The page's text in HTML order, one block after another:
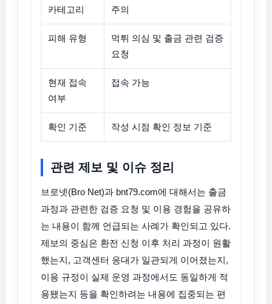
카테고리 주의
피해 유형
먹튀 의심 및 출금 관련 검증
요청
현재 접속
여부
접속 가능
확인 기준 작성 시점 확인 정보 기준
관련 제보 및 이슈 정리
브로넷(Bro Net)과 bnt79.com에 대해서는 출금
과정과 관련한 검증 요청 및 이용 경험을 공유하
는 내용이 함께 언급되는 사례가 확인되고 있다.
제보의 중심은 환전 신청 이후 처리 과정이 원활
했는지, 고객센터 응대가 일관되게 이어졌는지,
이용 규정이 실제 운영 과정에서도 동일하게 적
용됐는지 등을 확인하려는 내용에 집중되는 편